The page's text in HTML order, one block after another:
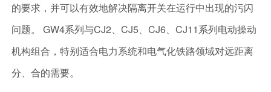
的要求，并可以有效地解决隔离开关在运行中出现的污闪
问题。 GW4系列与CJ2、CJ5、CJ6、CJ11系列电动操动
机构组合，特别适合电力系统和电气化铁路领域对远距离
分、合的需要。